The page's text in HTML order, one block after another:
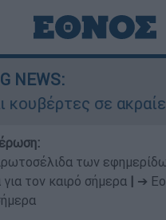
NEWS:
σε ακραίες
των
τον καιρό σήμερα
➔